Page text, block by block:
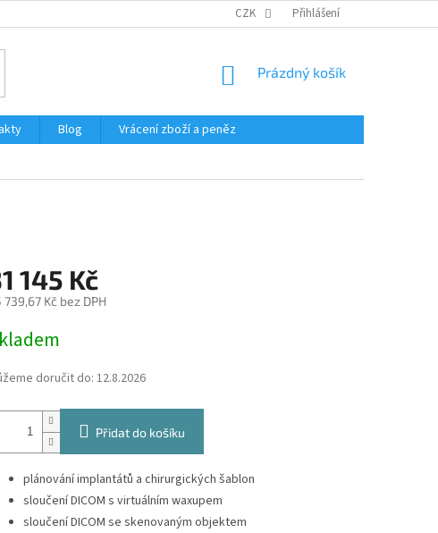
CZK Přihlášení
NÁKUPNÍ
Prázdný košík
Blog
Vrácení zboží a peněz
145 Kč
739,67 Kč bez DPH
doručit do:12.8.2026
Přidat do košíku
plánování implantátů a chirurgických šablon
sloučení DICOM s virtuálním waxupem
sloučení DICOM se skenovaným objektem